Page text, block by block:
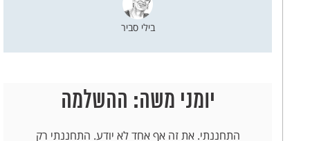
בילי סביר
יומני משה: ההשלמה
התחננתי. את זה אף אחד לא יודע. התחננתי רק